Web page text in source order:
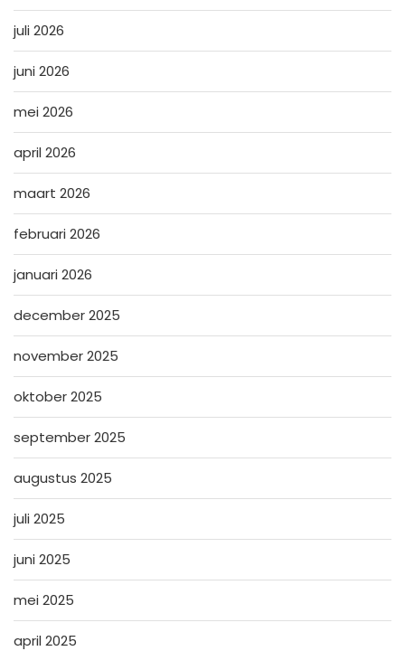
juli 2026
juni 2026
mei 2026
april 2026
maart 2026
februari 2026
januari 2026
december 2025
november 2025
oktober 2025
september 2025
augustus 2025
juli 2025
juni 2025
mei 2025
april 2025